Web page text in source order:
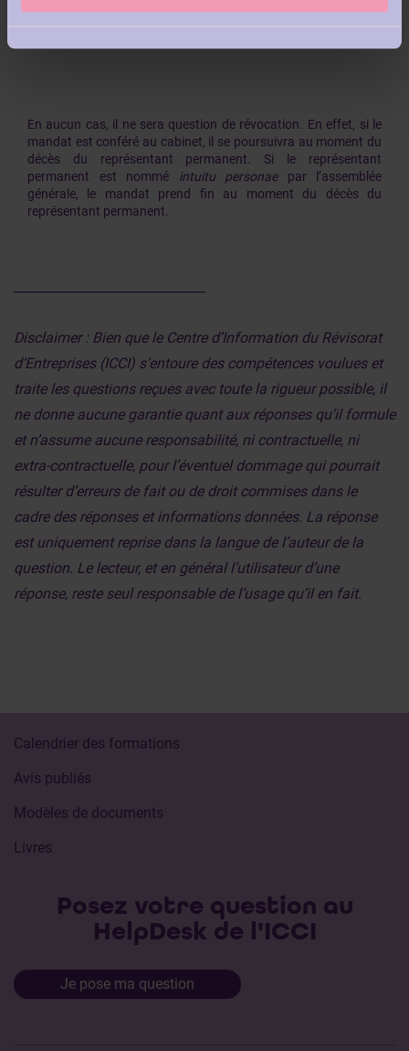
En aucun cas, il ne sera question de révocation. En effet, si le
mandat est conféré au cabinet, il se poursuivra au moment du
décès du représentant permanent. Si le représentant
permanent est nommé intuitu personaepar l’assemblée
générale, le mandat prend fin au moment du décès du
représentant permanent.
Disclaimer : Bien que le Centre d’Information du Révisorat
d’Entreprises (ICCI) s’entoure des compétences voulues et
traite les questions reçues avec toute la rigueur possible, il
ne donne aucune garantie quant aux réponses qu’il formule
et n’assume aucune responsabilité, ni contractuelle, ni
extra-contractuelle, pour l’éventuel dommage qui pourrait
résulter d’erreurs de fait ou de droit commises dans le
cadre des réponses et informations données. La réponse
est uniquement reprise dans la langue de l’auteur de la
question. Le lecteur, et en général l’utilisateur d’une
réponse, reste seul responsable de l’usage qu’il en fait.
Calendrier des formations
Avis publiés
Modèles de documents
Livres
Posez votre question au
HelpDesk de l'ICCI
Je pose ma question